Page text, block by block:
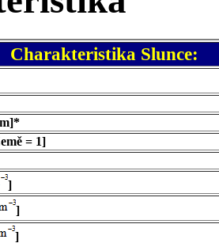
Charakteristika Slunce:
= 1]
]
]
]